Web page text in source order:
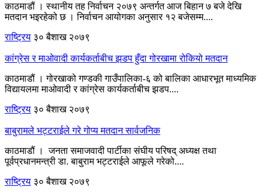
काठमाडौं । स्थानीय तह निर्वाचन २०७९ अन्तर्गत आज बिहान ७ बजे देखि
मतदान भइरहेको छ । निर्वाचन आयोगका अनुसार १२ बजेसम्म....
राष्ट्रिय ३० बैशाख २०७९
कांग्रेस र माओवादी कार्यकर्ताबीच झडप हुँदा गोरखामा रोकियो मतदान
काठमाडौं । गोरखाको गण्डकी गाउँपालिका-६ को बालिका आधारभूत माध्यमिक
विद्यायलमा माओवादी र कांग्रेस कार्यकर्ताबीच झडप....
राष्ट्रिय ३० बैशाख २०७९
बाबुरामले भट्टराईले गरे गोप्य मतदान सार्वजनिक
काठमाडौं । जनता समाजवादी पार्टीका संघीय परिषद् अध्यक्ष तथा
पूर्वप्रधानमन्त्री डा. बाबुराम भट्टराईले आफूले गरेको....
राष्ट्रिय ३० बैशाख २०७९